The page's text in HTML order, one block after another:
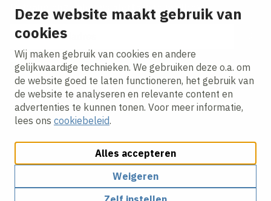
Deze website maakt gebruik van
cookies
Wij maken gebruik van cookies en andere
gelijkwaardige technieken. We gebruiken deze o.a. om
de website goed te laten functioneren, het gebruik van
de website te analyseren en relevante content en
advertenties te kunnen tonen. Voor meer informatie,
lees ons cookiebeleid.
Alles accepteren
Weigeren
Ontvang onze nieuws alerts in je mailbox!
E-mailadres
Ik ga akkoord met hetprivacy statement.
Cookies aanpassenCookiebeleidPrivacy policy
Algemene inkoopvoorwaarden